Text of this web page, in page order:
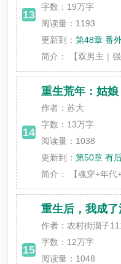
13
字数： 19万字
阅读量：1193
更新到：第48章 番
简介：
【双男主｜
14
重生荒年：姑
作者：苏大
字数： 13万字
阅读量：1038
更新到：第50章 有
简介：
【魂穿+年
15
重生后，我成
作者：农村街溜子
字数： 12万字
阅读量：1048